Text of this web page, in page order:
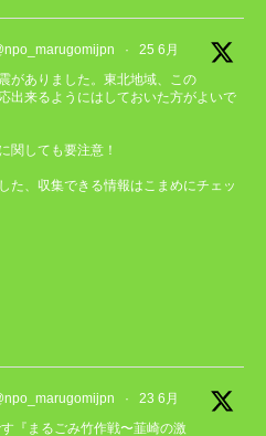
·
25 6月
がありました。東北地域、この
出来るようにはしておいた方がよいで
関しても要注意！
た、収集できる情報はこまめにチェッ
·
23 6月
『まるごみ竹作戦〜韮崎の激